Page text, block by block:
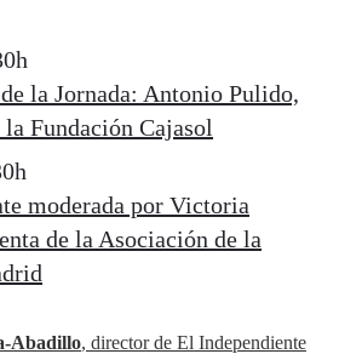
la Jornada: Antonio Pulido,
Fundación Cajasol
moderada por Victoria
de la Asociación de la
Abadillo, director de El Independiente